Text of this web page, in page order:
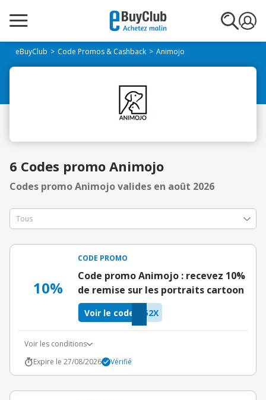
eBuyClub Code Promos & Cashback Animojo
6 Codes promo Animojo
Codes promo Animojo valides en août 2026
10%
CODE PROMO
Code promo Animojo : recevez 10%
de remise sur les portraits cartoon
52X
Voir le code
Voir les conditions
Expire le 27/08/2026
Vérifié